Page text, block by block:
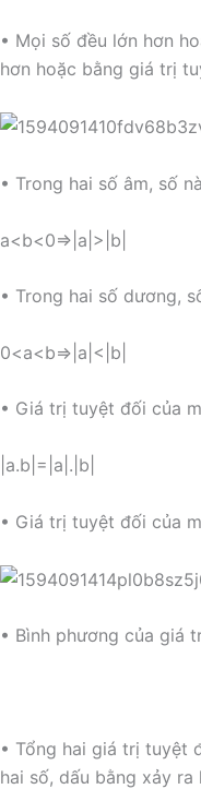
• Mọi số đều lớn hơn
hơn hoặc bằng giá trị
• Trong hai số âm, số
a<b<0⇒|a|>|b|
• Trong hai số dương,
0<a<b⇒|a|<|b|
• Giá trị tuyệt đối của
|a.b|=|a|.|b|
• Giá trị tuyệt đối của
• Bình phương của giá
• Tổng hai giá trị tuyệt
hai số, dấu bằng xảy